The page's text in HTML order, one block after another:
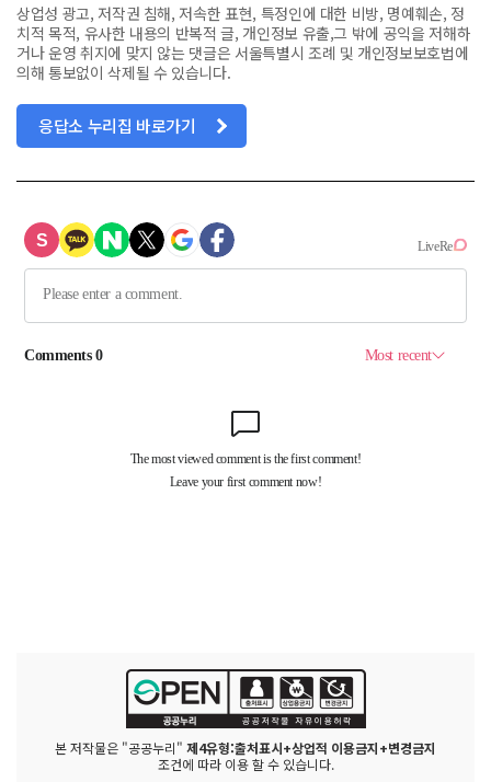
상업성 광고, 저작권 침해, 저속한 표현, 특정인에 대한 비방, 명예훼손, 정
치적 목적, 유사한 내용의 반복적 글, 개인정보 유출,그 밖에 공익을 저해하
거나 운영 취지에 맞지 않는 댓글은 서울특별시 조례 및 개인정보보호법에
의해 통보없이 삭제될 수 있습니다.
응답소 누리집 바로가기
본 저작물은 "공공누리" 제4유형:출처표시+상업적 이용금지+변경금지
조건에 따라 이용 할 수 있습니다.